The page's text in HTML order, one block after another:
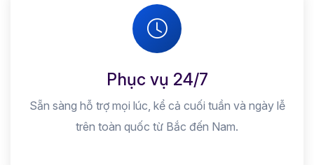
Phục vụ 24/7
Sẵn sàng hỗ trợ mọi lúc, kể cả cuối tuần và ngày lễ
trên toàn quốc từ Bắc đến Nam.